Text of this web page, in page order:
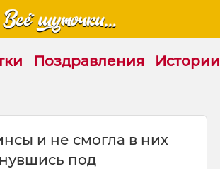
Поздравления Истории
и не смогла в них
под